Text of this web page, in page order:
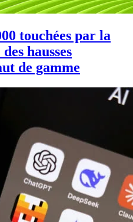
touchées par la
hausses
de gamme